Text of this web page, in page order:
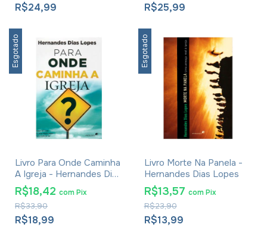
R$24,99 R$25,99
Esgotado
Livro Para Onde Caminha
A Igreja - Hernandes Dias
Lopes
R$18,99
R$33,90
R$18,42 comPix
Esgotado
Livro Morte Na Panela -
Hernandes Dias Lopes
R$13,99
R$23,90
R$13,57 com Pix